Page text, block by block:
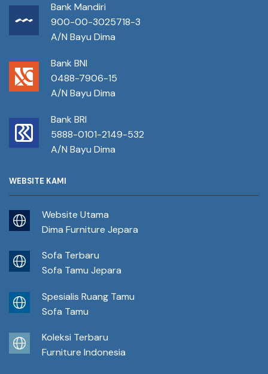
Bank Mandiri
900-00-3025718-3
A/N Bayu Dima
Bank BNI
0488-7906-15
A/N Bayu Dima
Bank BRI
5888-0101-2149-532
A/N Bayu Dima
WEBSITE KAMI
Website Utama
Dima Furniture Jepara
Sofa Terbaru
Sofa Tamu Jepara
Spesialis Ruang Tamu
Sofa Tamu
Koleksi Terbaru
Furniture Indonesia